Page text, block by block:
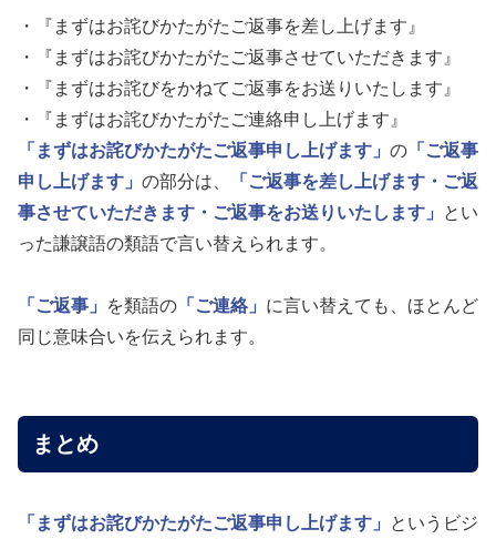
・『まずはお詫びかたがたご返事を差し上げます』
・『まずはお詫びかたがたご返事させていただきます』
・『まずはお詫びをかねてご返事をお送りいたします』
・『まずはお詫びかたがたご連絡申し上げます』
「まずはお詫びかたがたご返事申し上げます」 の 「ご返事
申し上げます」 の部分は、
「ご返事を差し上げます・ご返
事させていただきます・ご返事をお送りいたします」
とい
った謙譲語の類語で言い替えられます。
「ご返事」 を類語の 「ご連絡」 に言い替えても、ほとんど
同じ意味合いを伝えられます。
まとめ
「まずはお詫びかたがたご返事申し上げます」
というビジ